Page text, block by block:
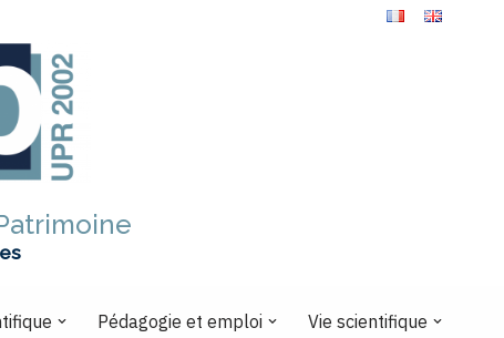
Pédagogie et emploi Vie scientifique